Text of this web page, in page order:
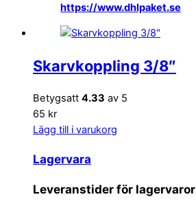
https://www.dhlpaket.se
Skarvkoppling 3/8″
Betygsatt 4.33 av 5
65 kr
Lägg till i varukorg
Lagervara
Leveranstider för lagervaror